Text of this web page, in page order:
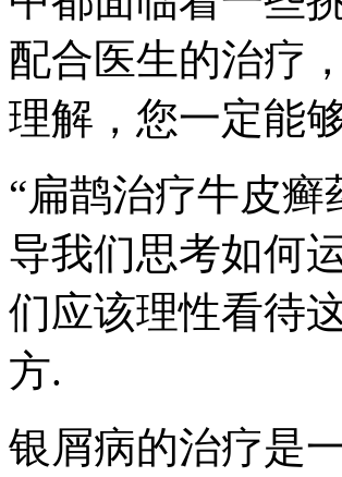
配合医生的治疗
理解，您一定能
“扁鹊治疗牛皮
导我们思考如何
们应该理性看待
方.
银屑病的治疗是